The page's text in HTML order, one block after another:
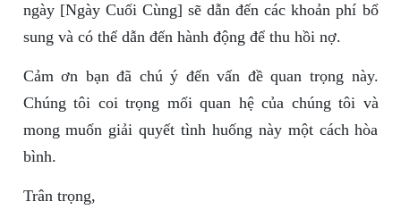
ngày [Ngày Cuối Cùng] sẽ dẫn đến các khoản phí bổ
sung và có thể dẫn đến hành động để thu hồi nợ.
Cảm ơn bạn đã chú ý đến vấn đề quan trọng này.
Chúng tôi coi trọng mối quan hệ của chúng tôi và
mong muốn giải quyết tình huống này một cách hòa
bình.
Trân trọng,